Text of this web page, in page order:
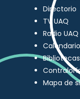
Directorio
TV UAQ
Radio UAQ
Bibliotecas
Mapa de